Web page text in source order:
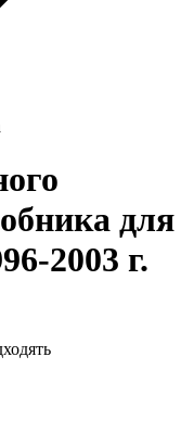
для
2003 г.